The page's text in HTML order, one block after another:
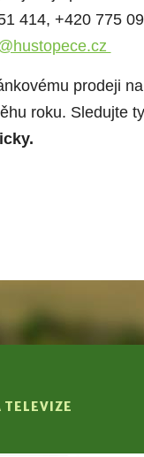
414, +420 775
prodeji
roku. Sledujte
TELEVIZE